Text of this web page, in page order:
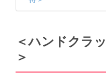
＜ハンドクラ
＞